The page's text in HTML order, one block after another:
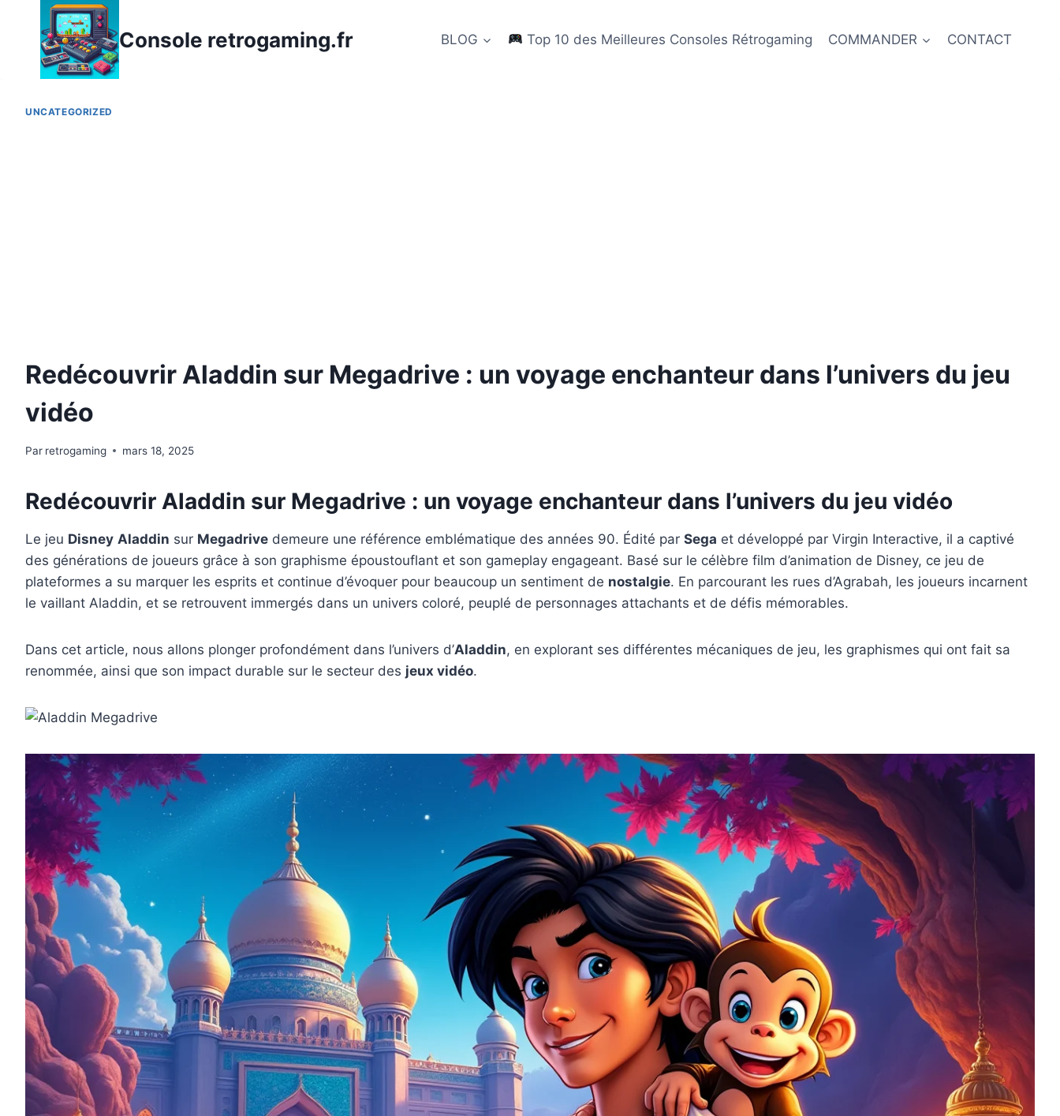
contenu
Console retrogaming.fr BLOG Top 10 des Meilleures Consoles Rétrogaming COMMANDER CONTACT
UNCATEGORIZED
Redécouvrir Aladdin sur Megadrive : un voyage enchanteur dans l’univers du jeu
vidéo
Par retrogaming mars 18, 2025
Redécouvrir Aladdin sur Megadrive : un voyage enchanteur dans l’univers du jeu vidéo
Le jeu Disney Aladdin sur Megadrive demeure une référence emblématique des années 90. Édité par Sega et développé par Virgin Interactive, il a captivé
des générations de joueurs grâce à son graphisme époustouflant et son gameplay engageant. Basé sur le célèbre film d’animation de Disney, ce jeu de
plateformes a su marquer les esprits et continue d’évoquer pour beaucoup un sentiment de nostalgie. En parcourant les rues d’Agrabah, les joueurs incarnent
le vaillant Aladdin, et se retrouvent immergés dans un univers coloré, peuplé de personnages attachants et de défis mémorables.
Dans cet article, nous allons plonger profondément dans l’univers d’Aladdin, en explorant ses différentes mécaniques de jeu, les graphismes qui ont fait sa
renommée, ainsi que son impact durable sur le secteur des jeux vidéo.